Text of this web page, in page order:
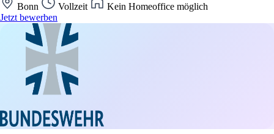
Bonn Vollzeit
Kein Homeoffice möglich
Jetzt bewerben